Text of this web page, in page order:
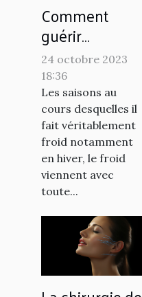
Comment
guérir
rapidement la
grippe chez
soi ?
24 octobre 2023
18:36
Les saisons au
cours desquelles il
fait véritablement
froid notamment
en hiver, le froid
viennent avec
toute...